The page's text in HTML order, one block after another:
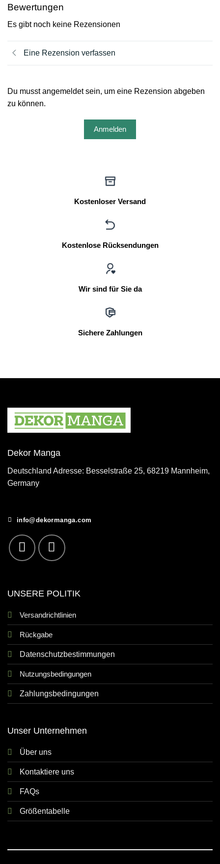
Bewertungen
Es gibt noch keine Rezensionen
Eine Rezension verfassen
Du musst angemeldet sein, um eine Rezension abgeben
zu können.
Anmelden
Kostenloser Versand
Kostenlose Rücksendungen
Wir sind für Sie da
Sichere Zahlungen
Dekor Manga
Deutschland Adresse: Besselstraße 25, 68219 Mannheim,
Germany
info@dekormanga.com
UNSERE POLITIK
Versandrichtlinien
Rückgabe
Datenschutzbestimmungen
Nutzungsbedingungen
Zahlungsbedingungen
Unser Unternehmen
Über uns
Kontaktiere uns
FAQs
Größentabelle